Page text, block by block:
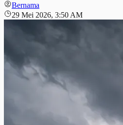
Bernama
29 Mei 2026, 3:50 AM